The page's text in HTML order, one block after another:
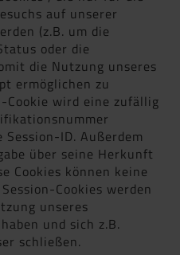
auf unserer
(z.B. um die
oder die
die Nutzung unseres
ermöglichen zu
Cookie wird eine zufällig
ID. Außerdem
über seine Herkunft
Cookies können keine
Cookies werden
unseres
und sich z.B.
schließen.